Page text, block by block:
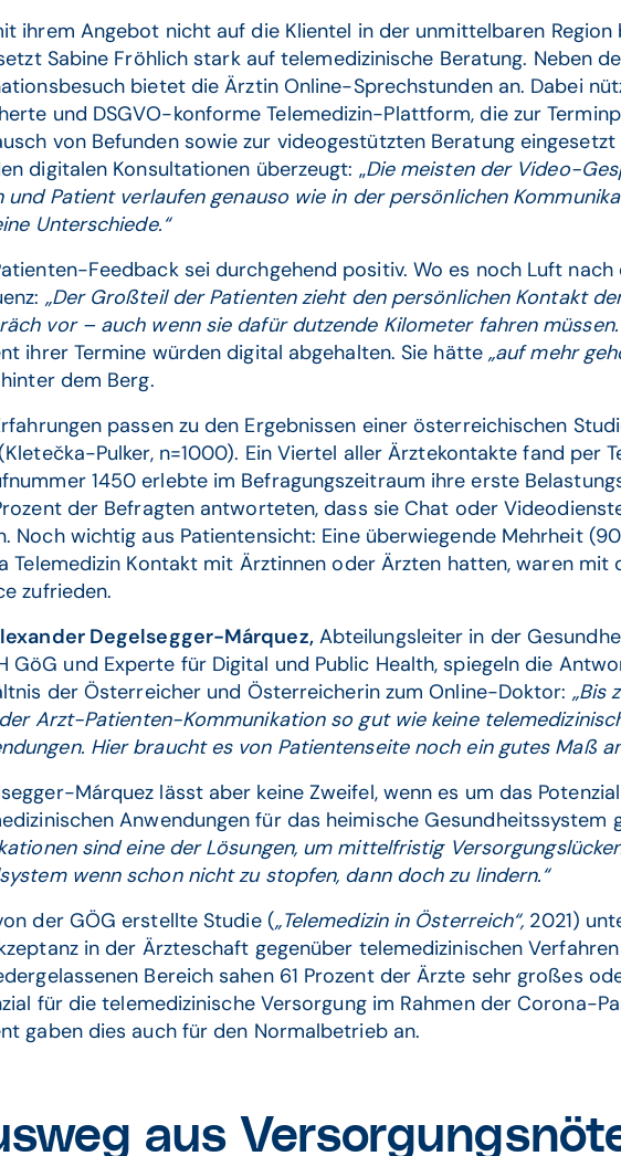
ihrem Angebot nicht auf die Klientel in der unmittelbaren Region
Sabine Fröhlich stark auf telemedizinische Beratung. Neben
bietet die Ärztin Online-Sprechstunden an. Dabei
und DSGVO-konforme Telemedizin-Plattform, die zur
von Befunden sowie zur videogestützten Beratung
digitalen Konsultationen überzeugt: „Die meisten der Video-
und Patient verlaufen genauso wie in der persönlichen
Unterschiede.“
Feedback sei durchgehend positiv. Wo es noch Luft nach
„Der Großteil der Patienten zieht den persönlichen Kontakt
vor – auch wenn sie dafür dutzende Kilometer fahren
ihrer Termine würden digital abgehalten. Sie hätte „auf mehr
dem Berg.
passen zu den Ergebnissen einer österreichischen
Pulker, n=1000). Ein Viertel aller Ärztekontakte fand per
1450 erlebte im Befragungszeitraum ihre erste
der Befragten antworteten, dass sie Chat oder
Noch wichtig aus Patientensicht: Eine überwiegende Mehrheit
Telemedizin Kontakt mit Ärztinnen oder Ärzten hatten, waren mit
zufrieden.
Degelsegger-Márquez,Abteilungsleiter in der
GöG und Experte für Digital und Public Health, spiegeln die
der Österreicher und Österreicherin zum Online-Doktor: „Bis
Arzt-Patienten-Kommunikation so gut wie keine
Hier braucht es von Patientenseite noch ein gutes Maß
Márquez lässt aber keine Zweifel, wenn es um das
Anwendungen für das heimische Gesundheitssystem
sind eine der Lösungen, um mittelfristig
wenn schon nicht zu stopfen, dann doch zu lindern.“
der GÖG erstellte Studie („Telemedizin in Österreich“, 2021)
in der Ärzteschaft gegenüber telemedizinischen
Bereich sahen 61 Prozent der Ärzte sehr großes
für die telemedizinische Versorgung im Rahmen der Corona-
gaben dies auch für den Normalbetrieb an.
aus